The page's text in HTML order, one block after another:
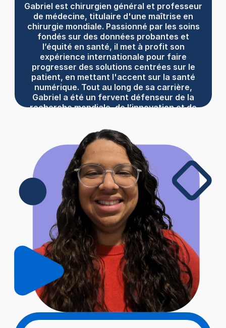
Gabriel est chirurgien général et professeur
de médecine, titulaire d'une maîtrise en
chirurgie mondiale. Passionné par les soins
fondés sur des données probantes et
l’équité en santé, il met à profit son
expérience internationale pour faire
progresser des solutions centrées sur le
patient, en mettant l'accent sur la santé
numérique. Tout au long de sa carrière,
Gabriel a été un fervent défenseur de la
recherche mondiale, de l’innovation et de